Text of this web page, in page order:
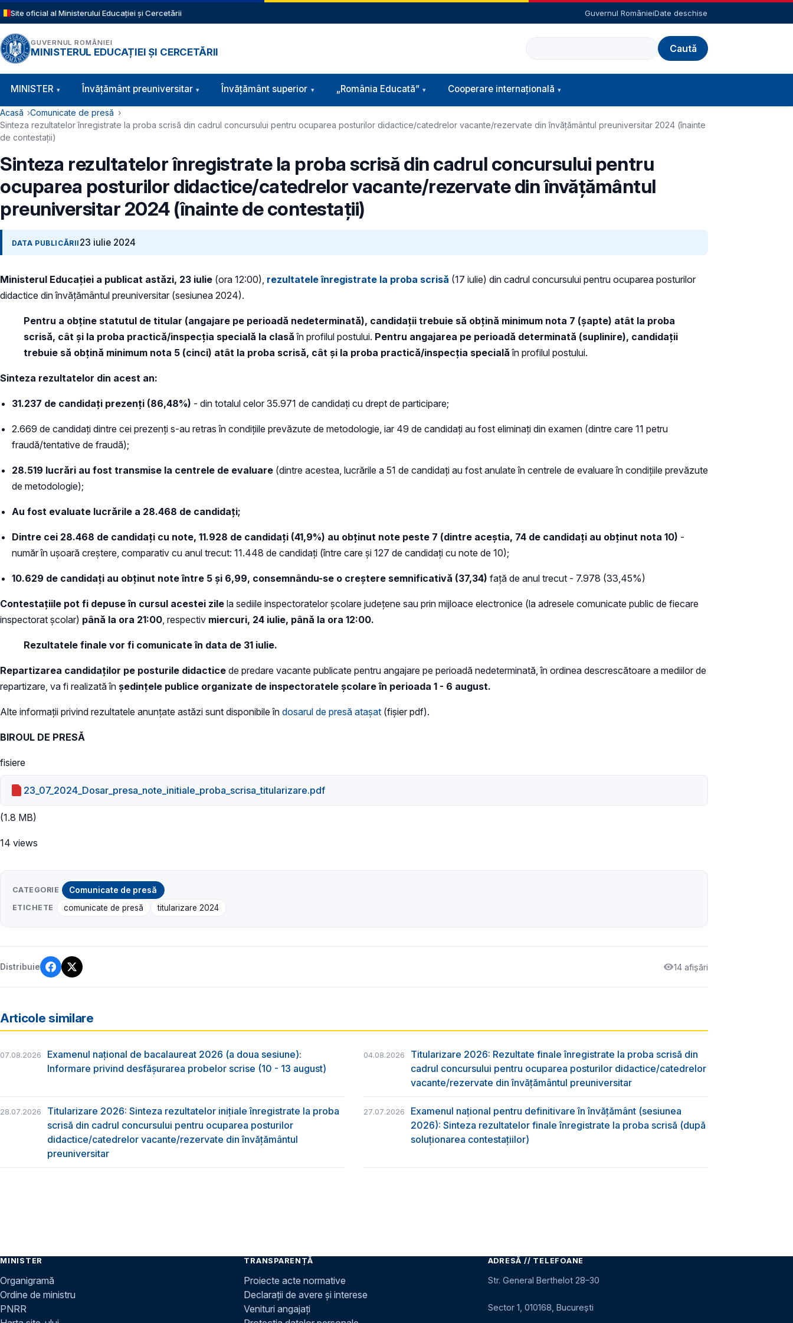
Sari la conținutul principal
Site oficial al Ministerului Educației și Cercetării Guvernul RomânieiDate deschise
GUVERNUL ROMÂNIEI
MINISTERUL EDUCAȚIEI ȘI CERCETĂRII
Caută
Navigație principală
MINISTER Învăţământ preuniversitar Învățământ superior „România Educată” Cooperare internațională
Cale de navigare
Acasă
Comunicate de presă
Sinteza rezultatelor înregistrate la proba scrisă din cadrul concursului pentru ocuparea posturilor didactice/catedrelor vacante/rezervate din învăţământul preuniversitar 2024 (înainte
de contestaţii)
Sinteza rezultatelor înregistrate la proba scrisă din cadrul concursului pentru
ocuparea posturilor didactice/catedrelor vacante/rezervate din învăţământul
preuniversitar 2024 (înainte de contestaţii)
DATA PUBLICĂRII 23 iulie 2024
Ministerul Educației a publicat astăzi, 23 iulie (ora 12:00), rezultatele înregistrate la proba scrisă (17 iulie) din cadrul concursului pentru ocuparea posturilor
didactice din învățământul preuniversitar (sesiunea 2024).
Pentru a obţine statutul de titular (angajare pe perioadă nedeterminată), candidații trebuie să obţină minimum nota 7 (şapte) atât la proba
scrisă, cât şi la proba practică/inspecţia specială la clasă în profilul postului. Pentru angajarea pe perioadă determinată (suplinire), candidaţii
trebuie să obţină minimum nota 5 (cinci) atât la proba scrisă, cât şi la proba practică/inspecţia specială în profilul postului.
Sinteza rezultatelor din acest an:
31.237 de candidaţi prezenți (86,48%) - din totalul celor 35.971 de candidaţi cu drept de participare;
2.669 de candidați dintre cei prezenți s-au retras în condițiile prevăzute de metodologie, iar 49 de candidaţi au fost eliminaţi din examen (dintre care 11 petru
fraudă/tentative de fraudă);
28.519 lucrări au fost transmise la centrele de evaluare (dintre acestea, lucrările a 51 de candidați au fost anulate în centrele de evaluare în condițiile prevăzute
de metodologie);
Au fost evaluate lucrările a 28.468 de candidați;
Dintre cei 28.468 de candidați cu note, 11.928 de candidați (41,9%) au obținut note peste 7 (dintre aceștia, 74 de candidați au obținut nota 10) -
număr în ușoară creștere, comparativ cu anul trecut: 11.448 de candidați (între care și 127 de candidați cu note de 10);
10.629 de candidați au obținut note între 5 și 6,99, consemnându-se o creștere semnificativă (37,34) față de anul trecut - 7.978 (33,45%)
Contestațiile pot fi depuse în cursul acestei zile la sediile inspectoratelor școlare județene sau prin mijloace electronice (la adresele comunicate public de fiecare
inspectorat școlar) până la ora 21:00, respectiv miercuri, 24 iulie, până la ora 12:00.
Rezultatele finale vor fi comunicate în data de 31 iulie.
Repartizarea candidaţilor pe posturile didactice de predare vacante publicate pentru angajare pe perioadă nedeterminată, în ordinea descrescătoare a mediilor de
repartizare, va fi realizată în ședințele publice organizate de inspectoratele şcolare în perioada 1 - 6 august.
Alte informații privind rezultatele anunțate astăzi sunt disponibile în dosarul de presă atașat (fișier pdf).
BIROUL DE PRESĂ
fisiere
23_07_2024_Dosar_presa_note_initiale_proba_scrisa_titularizare.pdf
(1.8 MB)
14 views
CATEGORIE Comunicate de presă
ETICHETE comunicate de presă titularizare 2024
Distribuie 14 afișări
Articole similare
07.08.2026
Examenul național de bacalaureat 2026 (a doua sesiune):
Informare privind desfășurarea probelor scrise (10 - 13 august)
04.08.2026
Titularizare 2026: Rezultate finale înregistrate la proba scrisă din
cadrul concursului pentru ocuparea posturilor didactice/catedrelor
vacante/rezervate din învăţământul preuniversitar
28.07.2026
Titularizare 2026: Sinteza rezultatelor inițiale înregistrate la proba
scrisă din cadrul concursului pentru ocuparea posturilor
didactice/catedrelor vacante/rezervate din învăţământul
preuniversitar
27.07.2026
Examenul național pentru definitivare în învățământ (sesiunea
2026): Sinteza rezultatelor finale înregistrate la proba scrisă (după
soluționarea contestațiilor)
MINISTER
Organigramă
Ordine de ministru
PNRR
TRANSPARENȚĂ
Proiecte acte normative
Declarații de avere și interese
Venituri angajați
ADRESĂ // TELEFOANE
Str. General Berthelot 28–30
Sector 1, 010168, București